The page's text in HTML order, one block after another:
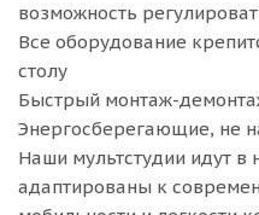
возможность
Все оборудование
столу
Быстрый монтаж-
Энергосберегающие, не
Наши мультстудии идут в
адаптированы к